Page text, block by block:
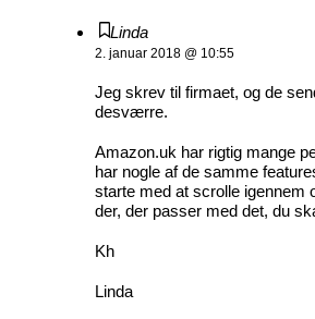
Linda
2. januar 2018 @ 10:55
Jeg skrev til firmaet, og de
desværre.
Amazon.uk har rigtig mange
har nogle af de samme
starte med at scrolle igennem
der, der passer med det, du
Kh
Linda